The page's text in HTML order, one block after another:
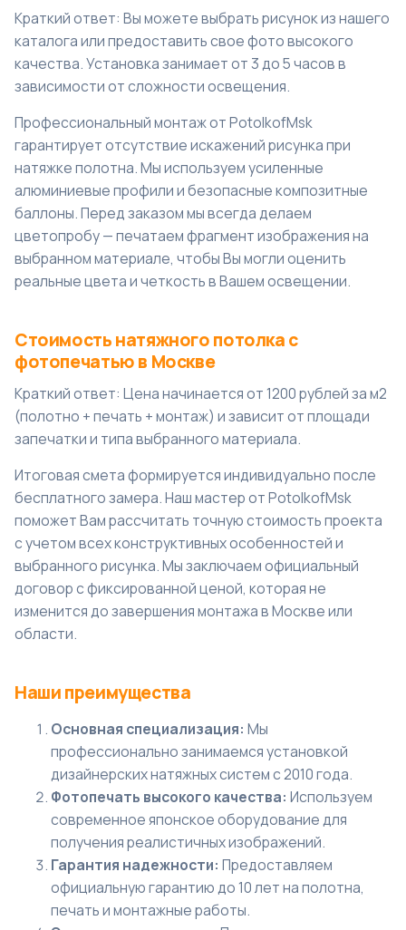
Краткий ответ: Вы можете выбрать рисунок из нашего
каталога или предоставить свое фото высокого
качества. Установка занимает от 3 до 5 часов в
зависимости от сложности освещения.
Профессиональный монтаж от PotolkofMsk
гарантирует отсутствие искажений рисунка при
натяжке полотна. Мы используем усиленные
алюминиевые профили и безопасные композитные
баллоны. Перед заказом мы всегда делаем
цветопробу — печатаем фрагмент изображения на
выбранном материале, чтобы Вы могли оценить
реальные цвета и четкость в Вашем освещении.
Стоимость натяжного потолка с
фотопечатью в Москве
Краткий ответ: Цена начинается от 1200 рублей за м2
(полотно + печать + монтаж) и зависит от площади
запечатки и типа выбранного материала.
Итоговая смета формируется индивидуально после
бесплатного замера. Наш мастер от PotolkofMsk
поможет Вам рассчитать точную стоимость проекта
с учетом всех конструктивных особенностей и
выбранного рисунка. Мы заключаем официальный
договор с фиксированной ценой, которая не
изменится до завершения монтажа в Москве или
области.
Наши преимущества
Основная специализация: Мы
профессионально занимаемся установкой
дизайнерских натяжных систем с 2010 года.
Фотопечать высокого качества: Используем
современное японское оборудование для
получения реалистичных изображений.
Гарантия надежности: Предоставляем
официальную гарантию до 10 лет на полотна,
печать и монтажные работы.